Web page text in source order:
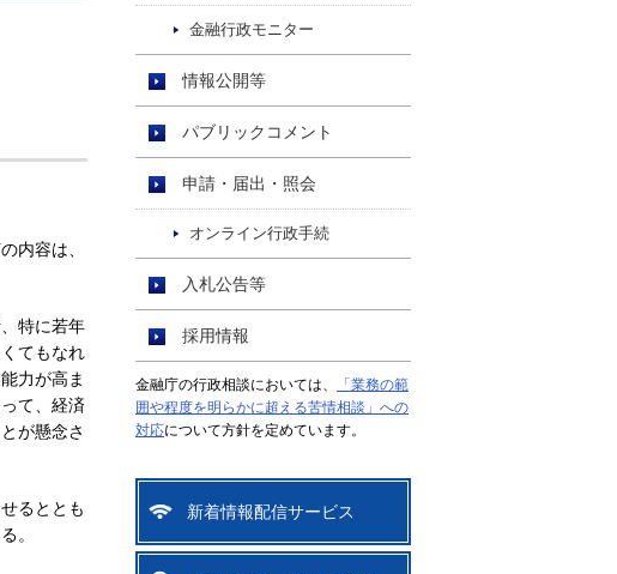
内容は、
特に若年
てもなれ
力が高ま
て、経済
が懸念さ
るととも
。
金融行政モニター
情報公開等
パブリックコメント
申請・届出・照会
オンライン行政手続
入札公告等
採用情報
金融庁の行政相談においては、
「業務の範
囲や程度を明らかに超える苦情相談」への
対応について方針を定めています。
新着情報配信サービス